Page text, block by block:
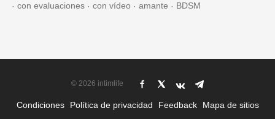
con evaluaciones
con vídeo amante BDSM
© 2026 intimlife
Condiciones Política de privacidad Feedback Mapa de sitios